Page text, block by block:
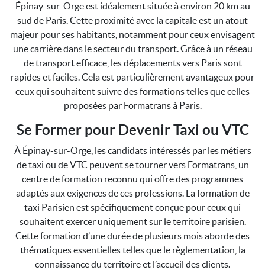
Épinay-sur-Orge est idéalement située à environ 20 km au
sud de Paris. Cette proximité avec la capitale est un atout
majeur pour ses habitants, notamment pour ceux envisagent
une carrière dans le secteur du transport. Grâce à un réseau
de transport efficace, les déplacements vers Paris sont
rapides et faciles. Cela est particulièrement avantageux pour
ceux qui souhaitent suivre des formations telles que celles
proposées par Formatrans à Paris.
Se Former pour Devenir Taxi ou VTC
À Épinay-sur-Orge, les candidats intéressés par les métiers
de taxi ou de VTC peuvent se tourner vers Formatrans, un
centre de formation reconnu qui offre des programmes
adaptés aux exigences de ces professions. La formation de
taxi Parisien est spécifiquement conçue pour ceux qui
souhaitent exercer uniquement sur le territoire parisien.
Cette formation d’une durée de plusieurs mois aborde des
thématiques essentielles telles que le règlementation, la
connaissance du territoire et l’accueil des clients.